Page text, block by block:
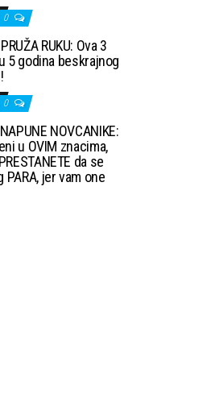
0
RUKU: Ova 3
5 godina beskrajnog
0
NOVCANIKE:
u OVIM znacima,
da se
PARA, jer vam one